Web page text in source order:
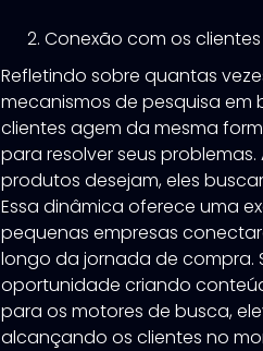
Conexão com os
Refletindo sobre quantas
mecanismos de pesquisa
clientes agem da mesma
para resolver seus
produtos desejam, eles
Essa dinâmica oferece uma
pequenas empresas
longo da jornada de compra.
oportunidade criando
para os motores de busca,
alcançando os clientes no